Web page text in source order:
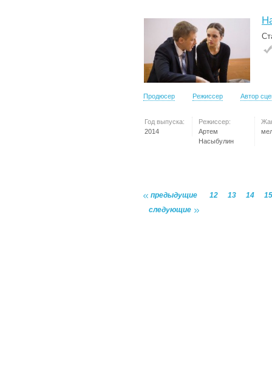
Продюсер Режиссер Автор
Год выпуска:
2014
Режиссер:
Артем
Насыбулин
предыдущие 12 13 14
15
следующие